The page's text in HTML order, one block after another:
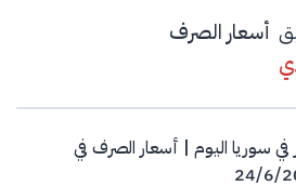
أسعار الصرف
في سوريا اليوم | أسعار الصرف في